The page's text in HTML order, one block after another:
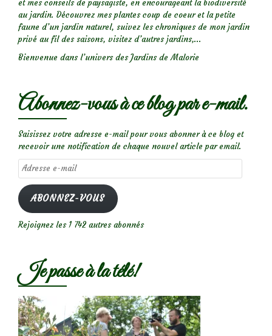
et mes conseils de paysagiste, en encourageant la biodiversité
au jardin. Découvrez mes plantes coup de coeur et la petite
faune d’un jardin naturel, suivez les chroniques de mon jardin
privé au fil des saisons, visitez d’autres jardins,...
Bienvenue dans l’univers des Jardins de Malorie
Abonnez-vous à ce blog par e-mail.
Saisissez votre adresse e-mail pour vous abonner à ce blog et
recevoir une notification de chaque nouvel article par email.
Adresse
e-
mail
ABONNEZ-VOUS
Rejoignez les 1 742 autres abonnés
Je passe à la télé!